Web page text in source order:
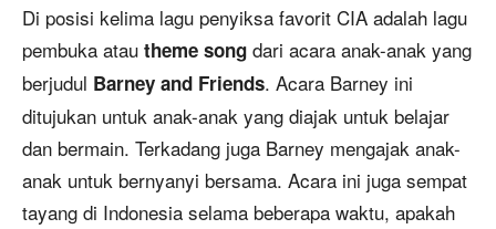
Di posisi kelima lagu penyiksa favorit CIA adalah lagu
pembuka atau theme song dari acara anak-anak yang
berjudul Barney and Friends. Acara Barney ini
ditujukan untuk anak-anak yang diajak untuk belajar
dan bermain. Terkadang juga Barney mengajak anak-
anak untuk bernyanyi bersama. Acara ini juga sempat
tayang di Indonesia selama beberapa waktu, apakah